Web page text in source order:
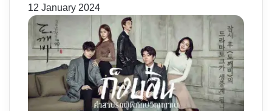
12 January 2024